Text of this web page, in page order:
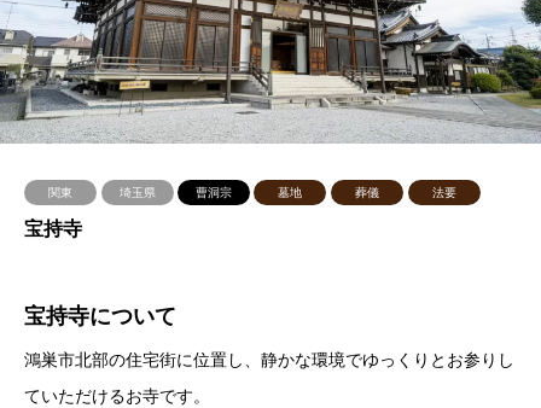
関東 埼玉県 曹洞宗 墓地 葬儀 法要
宝持寺
宝持寺について
鴻巣市北部の住宅街に位置し、静かな環境でゆっくりとお参りし
ていただけるお寺です。